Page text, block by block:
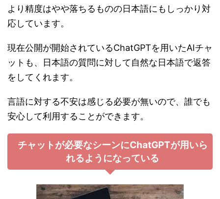
より精度はやや落ちるものの日本語にもしっかり対
応しています。
現在公開が開始されているChatGPTを用いたAIチャ
ットも、日本語の質問に対して自然な日本語で返答
をしてくれます。
言語に対する不安は感じる必要が無いので、誰でも
安心して利用することができます。
チャットが必要なシーンにChatGPTが用いら
れるようになっている